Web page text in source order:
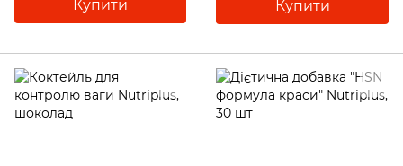
Купити Купити